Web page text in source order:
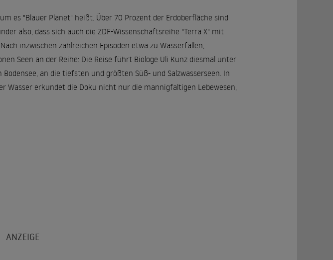
es "Blauer Planet" heißt. Über 70 Prozent der Erdoberfläche sind
also, dass sich auch die ZDF-Wissenschaftsreihe "Terra X" mit
inzwischen zahlreichen Episoden etwa zu Wasserfällen,
Seen an der Reihe: Die Reise führt Biologe Uli Kunz diesmal unter
an die tiefsten und größten Süß- und Salzwasserseen. In
Wasser erkundet die Doku nicht nur die mannigfaltigen Lebewesen,